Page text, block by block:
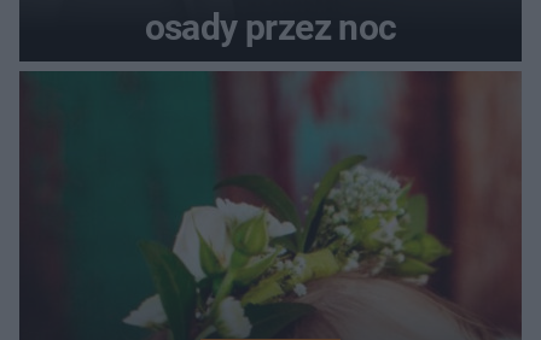
osady przez noc